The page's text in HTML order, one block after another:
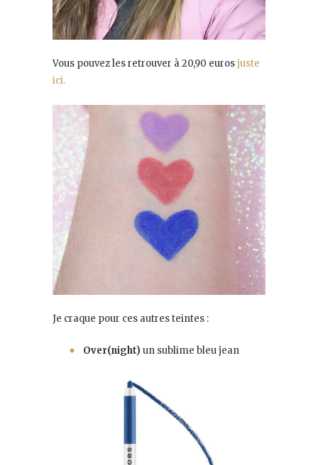
Vous pouvez les retrouver à 20,90 eurosjuste
ici.
Je craque pour ces autres teintes :
Over(night) un sublime bleu jean